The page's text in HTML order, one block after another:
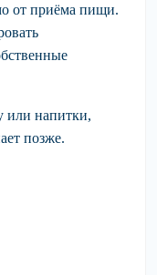
от приёма пищи.
или напитки,
позже.